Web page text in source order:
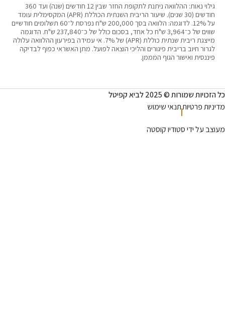
גילוי נאות: ההלוואה ניתנת לתקופת החזר שבין 12 חודשים (שנה) ועד 360
חודשים (30 שנים). שיעור הריבית השנתית הכוללת (APR) המקסימלית עומד
על 12%. לדוגמה: הלוואה בסך 200,000 ש"ח נפרסת ל־60 תשלומים חודשיים
שווים של כ־3,964 ש"ח כל אחד, בסכום כולל של כ־237,840 ש"ח. הדוגמה
מייצגת ריבית שנתית כוללת (APR) של 7%. אי עמידה בפירעון ההלוואה עלולה
חיוב בריבית פיגורים והליכי הוצאה לפועל. מתן האשראי כפוף לבדיקה
ואישור הגוף המממן.
© 2025 לביא קפיטל
תנאי שימוש
ידי סטודיו קוסטה